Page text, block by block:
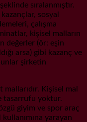
sıralanmıştır.
kazançlar, sosyal
çalışma
kişisel malların
değerler (ör: eşin
arsa) gibi kazanç ve
şirketin
Kişisel mal
tasarrufu yoktur.
giyim ve spor araç
yarayan